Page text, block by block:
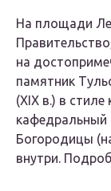
На площади
на
памятник
(XIX в.) в
кафедральный
Богородицы
внутри.